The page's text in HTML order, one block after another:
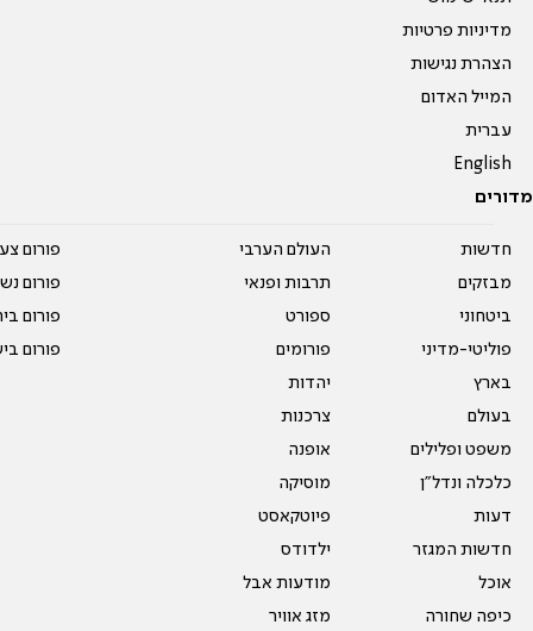
מדיניות פרטיות
הצהרת נגישות
המייל האדום
עברית
English
מדורים
חדשות
מבזקים
ביטחוני
פוליטי-מדיני
בארץ
בעולם
משפט ופלילים
כלכלה ונדל"ן
דעות
חדשות המגזר
אוכל
כיפה שחורה
העולם הערבי
תרבות ופנאי
ספורט
פורומים
יהדות
צרכנות
אופנה
מוסיקה
פיוטקאסט
ילדודס
מודעות אבל
מזג אוויר
פורום
פורום
פורום
פורום